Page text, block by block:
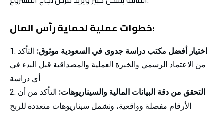
خطوات عملية لحماية رأس المال:
اختيار أفضل مكتب دراسة جدوى في السعودية موثوق: التأكد
من الاعتماد الرسمي والخبرة العملية والمصداقية قبل البدء في
أي دراسة.
التحقق من دقة البيانات المالية والسيناريوهات: التأكد من أن
الأرقام مفصلة وواقعية، وتشمل سيناريوهات متعددة للربح